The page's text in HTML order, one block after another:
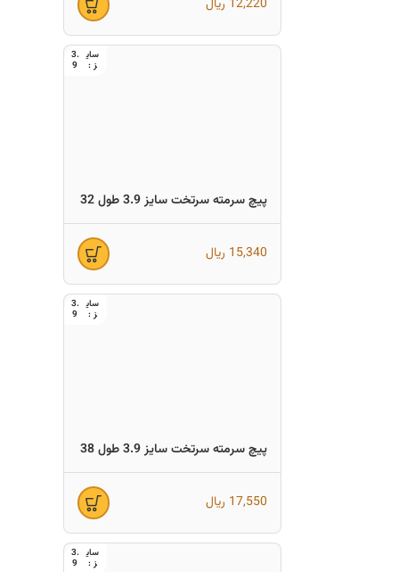
12,220 ریال
3.
9
پیچ سرمته سرتخت سایز 3.9 طول 32
15,340 ریال
3.
9
پیچ سرمته سرتخت سایز 3.9 طول 38
17,550 ریال
3.
9